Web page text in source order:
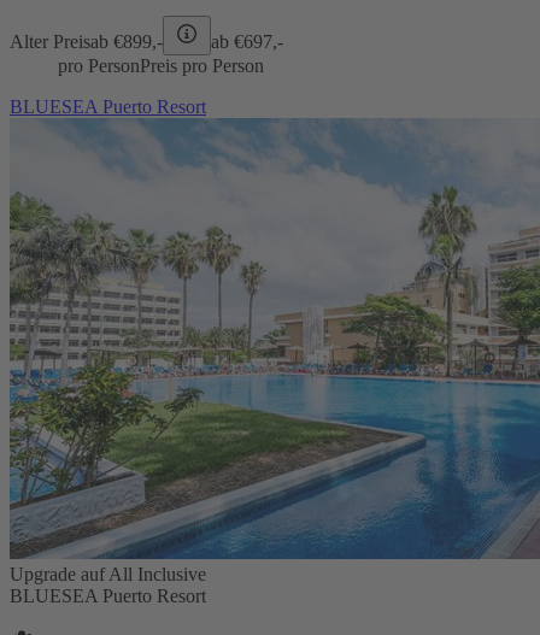
Alter Preisab €899,- ab €697,-
pro PersonPreis pro Person
BLUESEA Puerto Resort
Upgrade auf All Inclusive
BLUESEA Puerto Resort